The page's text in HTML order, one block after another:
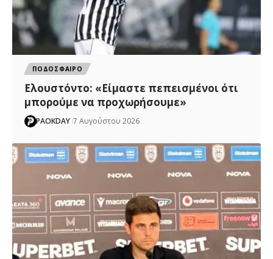
ΠΟΔΟΣΦΑΙΡΟ
Ελουστόντο: «Είμαστε πεπεισμένοι ότι
μπορούμε να προχωρήσουμε»
PAOKDAY 7 Αυγούστου 2026